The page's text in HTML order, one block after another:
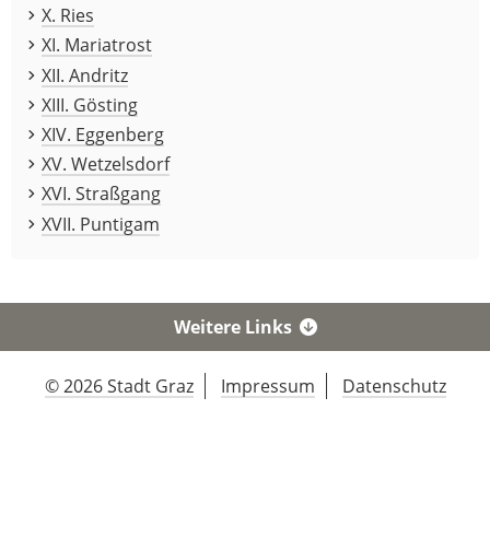
X. Ries
XI. Mariatrost
XII. Andritz
XIII. Gösting
XIV. Eggenberg
XV. Wetzelsdorf
XVI. Straßgang
XVII. Puntigam
Weitere Links
© 2026 Stadt Graz Impressum Datenschutz